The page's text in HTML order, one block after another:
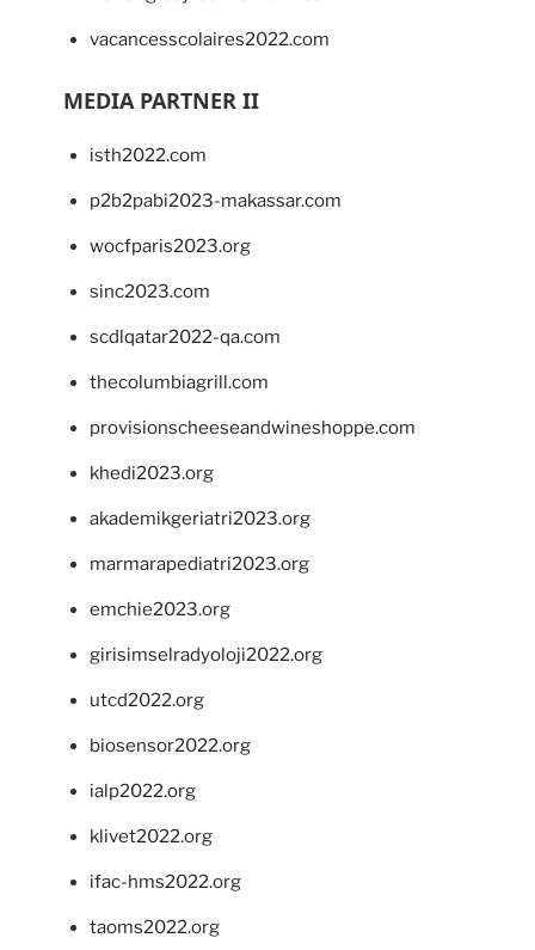
vacancesscolaires2022.com
MEDIA PARTNER II
isth2022.com
p2b2pabi2023-makassar.com
wocfparis2023.org
sinc2023.com
scdlqatar2022-qa.com
thecolumbiagrill.com
provisionscheeseandwineshoppe.com
khedi2023.org
akademikgeriatri2023.org
marmarapediatri2023.org
emchie2023.org
girisimselradyoloji2022.org
utcd2022.org
biosensor2022.org
ialp2022.org
klivet2022.org
ifac-hms2022.org
taoms2022.org